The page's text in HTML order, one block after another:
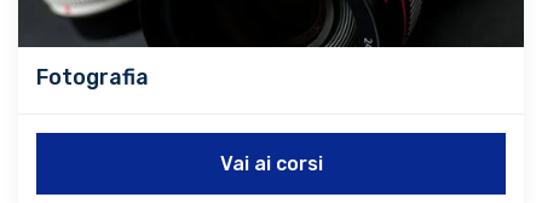
Fotografia
Vai ai corsi